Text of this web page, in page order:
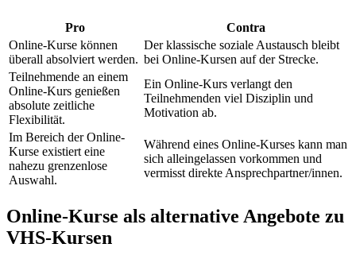
Pro
Contra
Online-Kurse können
überall absolviert werden.
Der klassische soziale Austausch bleibt
bei Online-Kursen auf der Strecke.
Teilnehmende an einem
Online-Kurs genießen
absolute zeitliche
Flexibilität.
Ein Online-Kurs verlangt den
Teilnehmenden viel Disziplin und
Motivation ab.
Im Bereich der Online-
Kurse existiert eine
nahezu grenzenlose
Auswahl.
Während eines Online-Kurses kann man
sich alleingelassen vorkommen und
vermisst direkte Ansprechpartner/innen.
Online-Kurse als alternative Angebote zu
VHS-Kursen